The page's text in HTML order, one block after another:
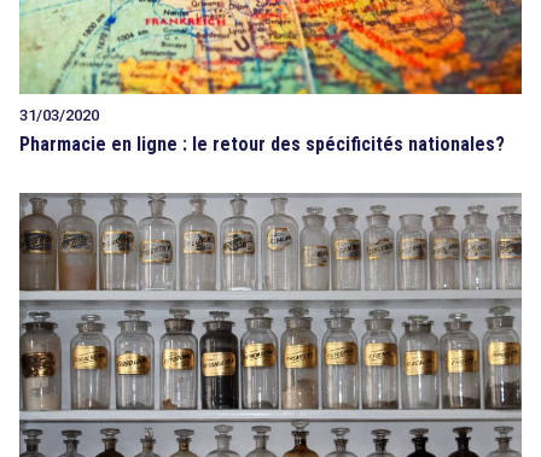
31/03/2020
Pharmacie en ligne : le retour des spécificités nationales?